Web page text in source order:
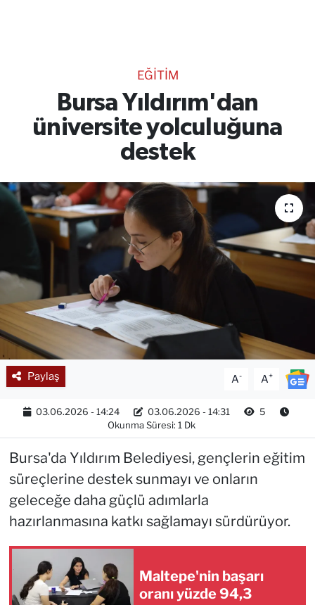
EĞİTİM
Bursa Yıldırım'dan
üniversite yolculuğuna
destek
Paylaş A- A+
03.06.2026 - 14:24 03.06.2026 - 14:31
5
Okunma Süresi: 1 Dk
Bursa'da Yıldırım Belediyesi, gençlerin eğitim
süreçlerine destek sunmayı ve onların
geleceğe daha güçlü adımlarla
hazırlanmasına katkı sağlamayı sürdürüyor.
Maltepe'nin başarı
oranı yüzde 94,3
RESMİ İLANLAR
Gencsesfm Canlı Dinle